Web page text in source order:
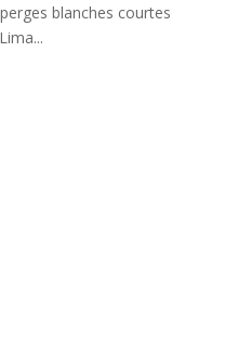
blanches courtes